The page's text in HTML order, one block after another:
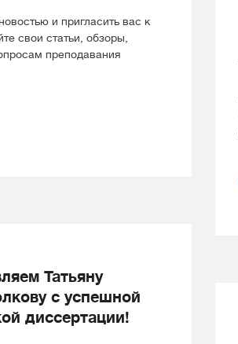
и пригласить вас к
свои статьи, обзоры,
преподавания
Татьяну
с успешной
диссертации!